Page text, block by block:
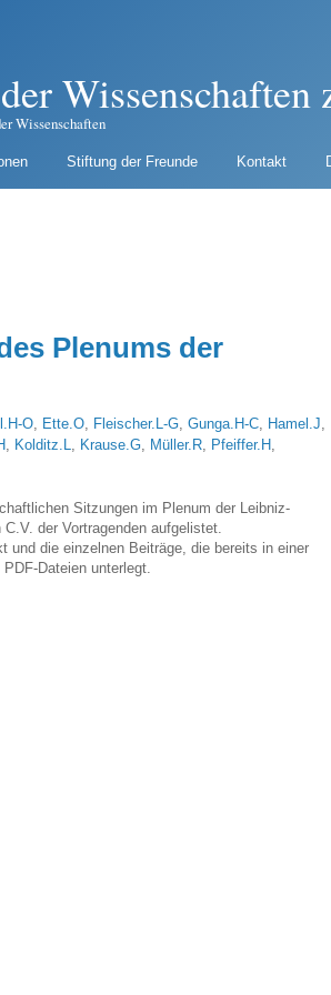
Wissenschaften
Wissenschaften
Stiftung der Freunde Kontakt
Plenums der
O Ette.O Fleischer.L-G Gunga.H-C Hamel.J
Kolditz.L Krause.G Müller.R Pfeiffer.H
Sitzungen im Plenum der Leibniz-
der Vortragenden aufgelistet.
und die einzelnen Beiträge, die bereits in einer
Dateien unterlegt.